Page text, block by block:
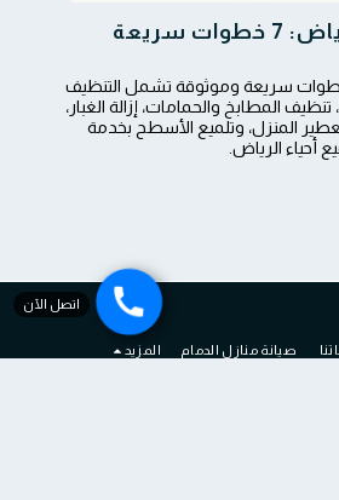
تنظيف منازل الرياض: 7 خطوات سريعة
سريعة وموثوقة تشمل التنظيف
المطابخ والحمامات، إزالة الغبار،
المنزل، وتلميع الأسطح بخدمة
صيانة منازل الدمام المزيد
اتصل الآن